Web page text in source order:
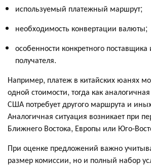
используемый платежный маршрут;
необходимость конвертации валюты;
особенности конкретного
получателя.
Например, платеж в китайских юанях
одной стоимости, тогда как
США потребует другого маршрута и
Аналогичная ситуация возникает при
Ближнего Востока, Европы или Юго-
При оценке предложений важно
размер комиссии, но и полный набор